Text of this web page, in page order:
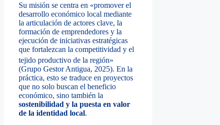
Su misión se centra en «promover el
desarrollo económico local mediante
la articulación de actores clave, la
formación de emprendedores y la
ejecución de iniciativas estratégicas
que fortalezcan la competitividad y el
tejido productivo de la región»
(Grupo Gestor Antigua, 2025). En la
práctica, esto se traduce en proyectos
que no solo buscan el beneficio
económico, sino también la
sostenibilidad y la puesta en valor
de la identidad local.